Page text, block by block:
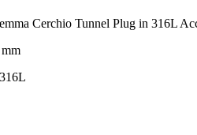
Cerchio Tunnel Plug in 316L